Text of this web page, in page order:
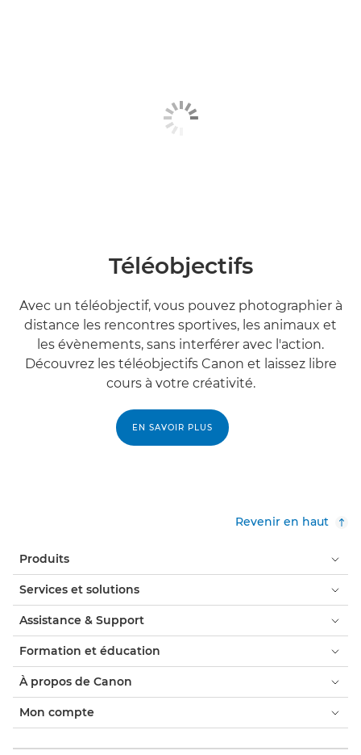
Téléobjectifs
Avec un téléobjectif, vous pouvez photographier à
distance les rencontres sportives, les animaux et
les évènements, sans interférer avec l'action.
Découvrez les téléobjectifs Canon et laissez libre
cours à votre créativité.
EN SAVOIR PLUS
Revenir en haut
Produits
Services et solutions
Assistance & Support
Formation et éducation
À propos de Canon
Mon compte